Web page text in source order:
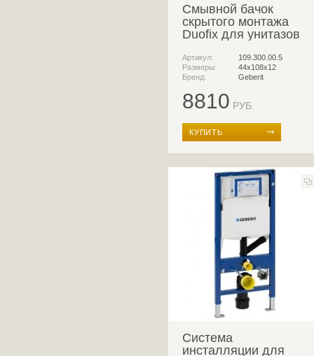
Смывной бачок
скрытого монтажа
Duofix для унитазов
Артикул:
109.300.00.5
Размеры:
44x108x12
Бренд:
Geberit
8810 РУБ.
КУПИТЬ
Система
инсталляции для